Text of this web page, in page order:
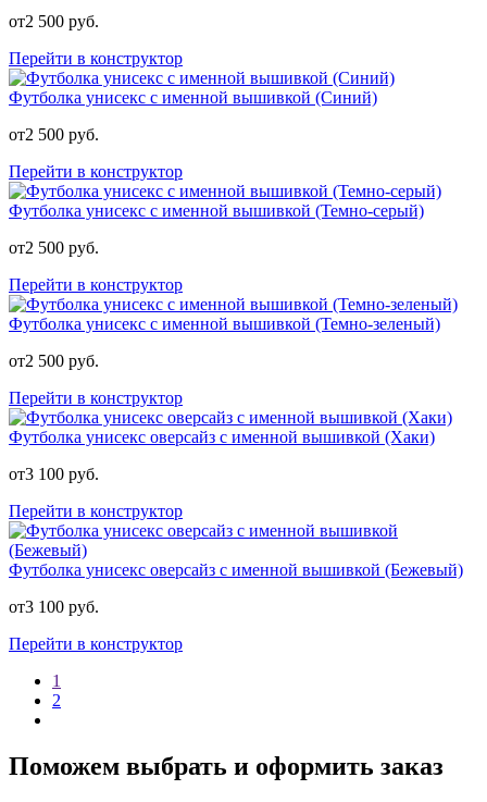
от2 500 руб.
Перейти в конструктор
Футболка унисекс с именной вышивкой (Синий)
от2 500 руб.
Перейти в конструктор
Футболка унисекс с именной вышивкой (Темно-серый)
от2 500 руб.
Перейти в конструктор
Футболка унисекс с именной вышивкой (Темно-зеленый)
от2 500 руб.
Перейти в конструктор
Футболка унисекс оверсайз с именной вышивкой (Хаки)
от3 100 руб.
Перейти в конструктор
Футболка унисекс оверсайз с именной вышивкой (Бежевый)
от3 100 руб.
Перейти в конструктор
1
2
Поможем выбрать и оформить заказ